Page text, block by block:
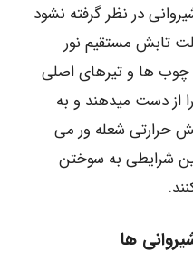
در نظر گرفته نشود
تابش مستقیم نور
چوب ها و تیرهای اصلی
از دست میدهند و به
حرارتی شعله ور می
شرایطی به سوختن
ها